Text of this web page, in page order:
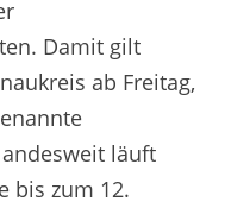
Damit gilt
ab Freitag,
läuft
bis zum 12.